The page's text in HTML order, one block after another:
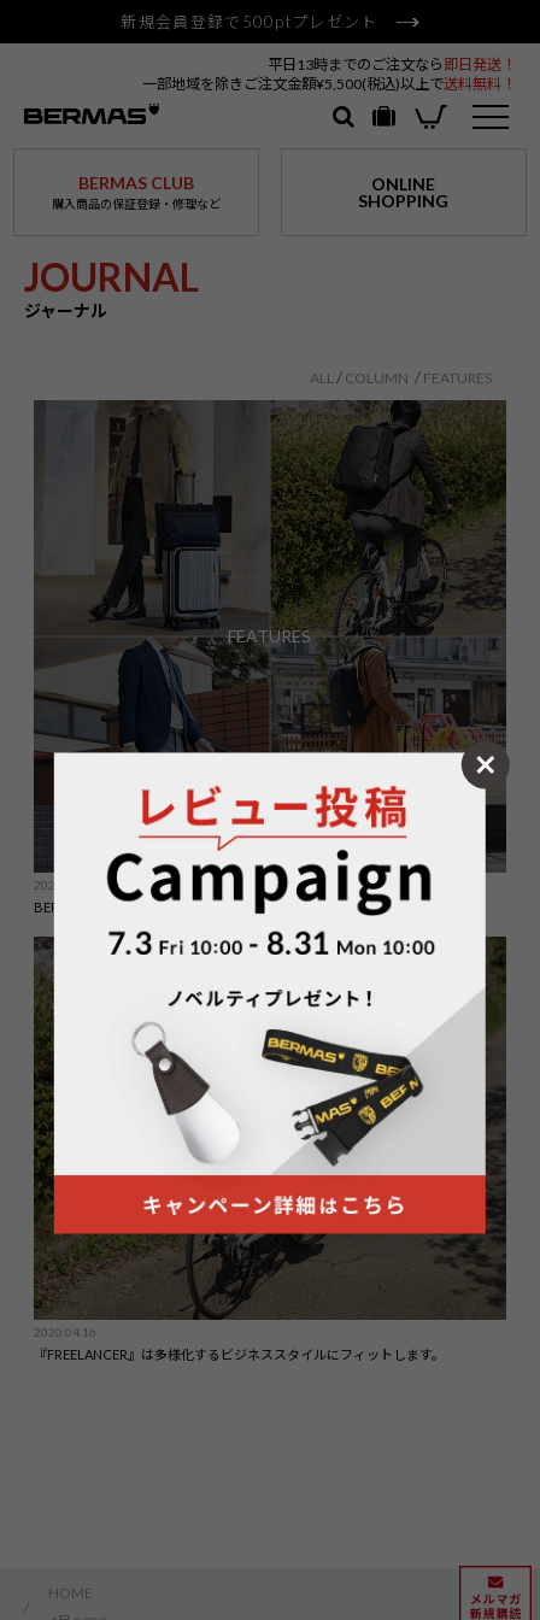
新規会員登録で500ptプレゼント
平日13時までのご注文なら 即日発送！
一部地域を除きご注文金額¥5,500(税込)以上で送料無料！
BERMAS CLUB
購入商品の保証登録・修理など
ONLINE
SHOPPING
JOURNAL
ジャーナル
ALL COLUMN FEATURES
FEATURES
2020.04.17
BERMASで作る、1WEEK STYLE
COLUMN
2020.04.16
『FREELANCER』は多様化するビジネススタイルにフィットします。
HOME
/